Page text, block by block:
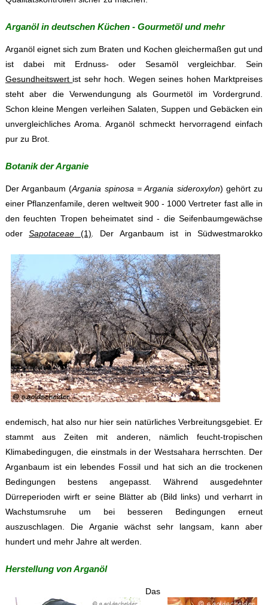
Arganöl in deutschen Küchen - Gourmetöl und mehr
Arganöl eignet sich zum Braten und Kochen gleichermaßen gut und
ist dabei mit Erdnuss- oder Sesamöl vergleichbar. Sein
Gesundheitswert ist sehr hoch. Wegen seines hohen Marktpreises
steht aber die Verwendungung als Gourmetöl im Vordergrund.
Schon kleine Mengen verleihen Salaten, Suppen und Gebäcken ein
unvergleichliches Aroma. Arganöl schmeckt hervorragend einfach
pur zu Brot.
Botanik der Arganie
Der Arganbaum (Argania spinosa = Argania sideroxylon) gehört zu
einer Pflanzenfamile, deren weltweit 900 - 1000 Vertreter fast alle in
den feuchten Tropen beheimatet sind - die Seifenbaumgewächse
oderSapotaceae (1) Der Arganbaum ist in Südwestmarokko
endemisch, hat also nur hier sein natürliches Verbreitungsgebiet. Er
stammt aus Zeiten mit anderen, nämlich feucht-tropischen
Klimabedingugen, die einstmals in der Westsahara herrschten. Der
Arganbaum ist ein lebendes Fossil und hat sich an die trockenen
Bedingungen bestens angepasst. Während ausgedehnter
Dürreperioden wirft er seine Blätter ab (Bild links) und verharrt in
Wachstumsruhe um bei besseren Bedingungen erneut
auszuschlagen. Die Arganie wächst sehr langsam, kann aber
hundert und mehr Jahre alt werden.
Herstellung von Arganöl
Das